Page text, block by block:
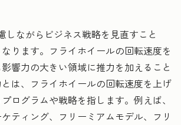
しながらビジネス戦略を見直すこと
ります。フライホイールの回転速度を
響力の大きい領域に推力を加えること
は、フライホイールの回転速度を上げ
ログラムや戦略を指します。例えば、
ティング、フリーミアムモデル、フリ